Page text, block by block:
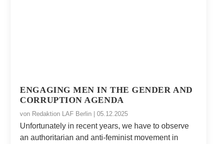
ENGAGING MEN IN THE GENDER AND
CORRUPTION AGENDA
von Redaktion LAF Berlin |05.12.2025
Unfortunately in recent years, we have to observe
an authoritarian and anti-feminist movement in